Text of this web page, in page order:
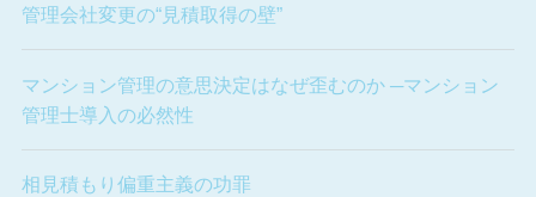
管理会社変更の“見積取得の壁”
マンション管理の意思決定はなぜ歪むのか ─マンション
管理士導入の必然性
相見積もり偏重主義の功罪